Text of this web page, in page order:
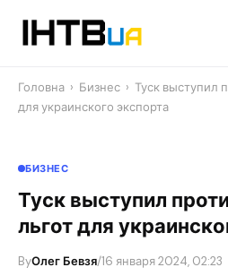
Головна › Бизнес › Туск выступил
для украинского экспорта
БИЗНЕС
Туск выступил
льгот для
ByОлег Бевзя/16 января 2024, 02:23